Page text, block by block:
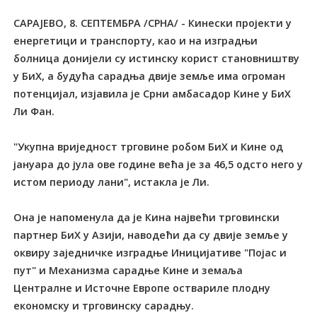
САРАЈЕВО, 8. СЕПТЕМБРА /СРНА/ - Кинески пројекти у
енергетици и транспорту, као и на изградњи
болница донијели су истинску корист становништву
у БиХ, а будућа сарадња двије земље има огроман
потенцијал, изјавила је Срни амбасадор Кине у БиХ
Ли Фан.
"Укупна вриједност трговине робом БиХ и Кине од
јануара до јула ове године већа је за 46,5 одсто него у
истом периоду лани", истакла је Ли.
Она је напоменула да је Кина највећи трговински
партнер БиХ у Азији, наводећи да су двије земље у
оквиру заједничке изградње Иницијативе "Појас и
пут" и Механизма сарадње Кине и земаља
Централне и Источне Европе оствариле плодну
економску и трговинску сарадњу.